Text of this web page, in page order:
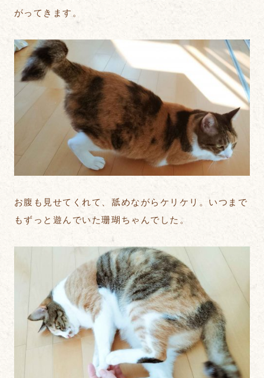
がってきます。
お腹も見せてくれて、舐めながらケリケリ。いつまで
もずっと遊んでいた珊瑚ちゃんでした。